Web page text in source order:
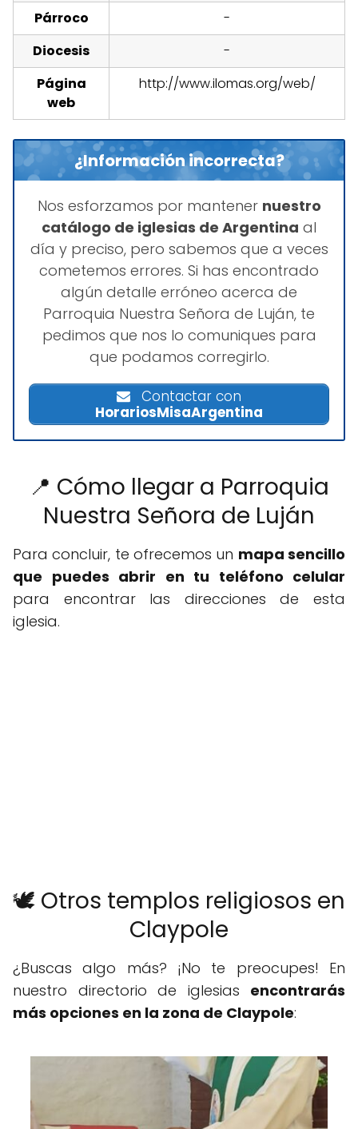
Párroco
-
Diocesis
-
Página
web
http://www.ilomas.org/web/
¿Información incorrecta?
Nos esforzamos por mantener nuestro
catálogo de iglesias de Argentina al
día y preciso, pero sabemos que a veces
cometemos errores. Si has encontrado
algún detalle erróneo acerca de
Parroquia Nuestra Señora de Luján, te
pedimos que nos lo comuniques para
que podamos corregirlo.
Contactar con
HorariosMisaArgentina
📍 Cómo llegar a Parroquia
Nuestra Señora de Luján
Para concluir, te ofrecemos un mapa sencillo
que puedes abrir en tu teléfono celular
para encontrar las direcciones de esta
iglesia.
🕊️ Otros templos religiosos en
Claypole
¿Buscas algo más? ¡No te preocupes! En
nuestro directorio de iglesias encontrarás
más opciones en la zona de Claypole: